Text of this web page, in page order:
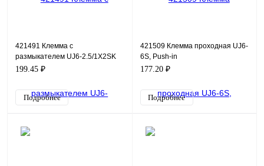
421491 Клемма с
размыкателем UJ6-2.5/1X2SK
199.45 ₽
Подробнее
421509 Клемма проходная UJ6-
6S, Push-in
177.20 ₽
Подробнее